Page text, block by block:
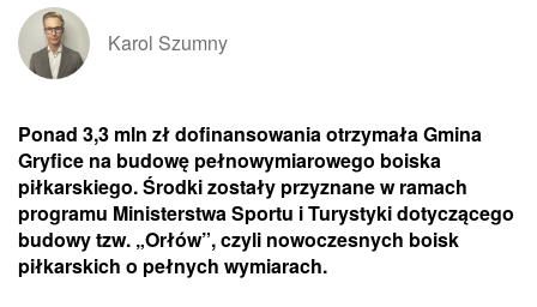
Karol Szumny
Ponad 3,3 mln zł dofinansowania otrzymała Gmina
Gryfice na budowę pełnowymiarowego boiska
piłkarskiego. Środki zostały przyznane w ramach
programu Ministerstwa Sportu i Turystyki dotyczącego
budowy tzw. „Orłów”, czyli nowoczesnych boisk
piłkarskich o pełnych wymiarach.